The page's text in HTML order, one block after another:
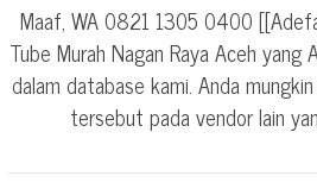
Maaf, WA 0821 1305 0400
Tube Murah Nagan Raya Aceh
dalam database kami. Anda
tersebut pada vendor lain